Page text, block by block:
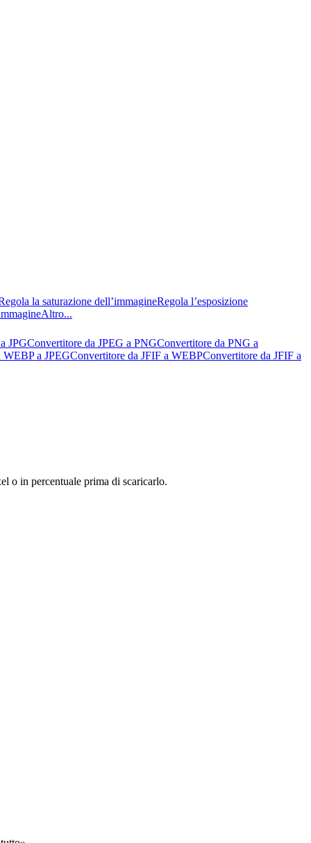
la saturazione dell’immagineRegola l’esposizione
Altro...
JPGConvertitore da JPEG a PNGConvertitore da PNG a
a JPEGConvertitore da JFIF a WEBPConvertitore da JFIF a
o in percentuale prima di scaricarlo.